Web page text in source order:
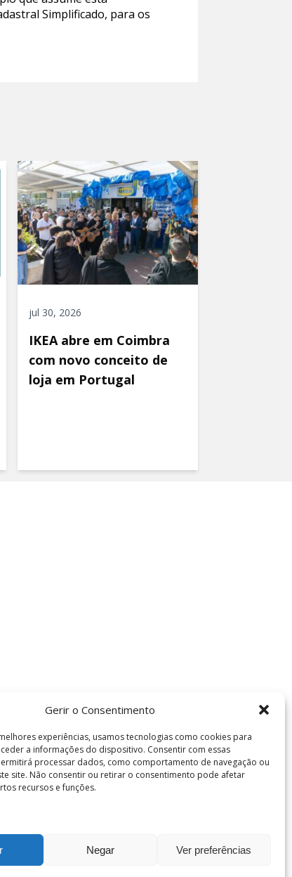
Gerir o Consentimento
experiências, usamos tecnologias como cookies para
a informações do dispositivo. Consentir com essas
processar dados, como comportamento de navegação ou
site. Não consentir ou retirar o consentimento pode afetar
recursos e funções.
Negar Ver preferências
Simplificado, para os
jul 30, 2026
IKEA abre em Coimbra
com novo conceito de
loja em Portugal
. Todos os direitos reservados.